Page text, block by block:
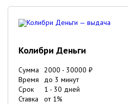
Колибри Деньги
Сумма 2000 - 30000 ₽
Время
до 3 минут
Срок
1 - 30 дней
Ставка
от 1%